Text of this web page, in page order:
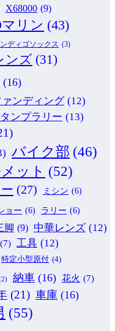
X68000 (9)
リン (43)
ディゴソックス (3)
ンズ (31)
(16)
ンディング (12)
ンプラリー (13)
バイク部 (46)
ット (52)
(27) ミシン (6)
ョー (6) ラリー (6)
脚 (9) 中華レンズ (12)
(7) 工具 (12)
特定小型原付 (4)
納車 (16) 花火 (7)
(21) 車庫 (16)
(55)